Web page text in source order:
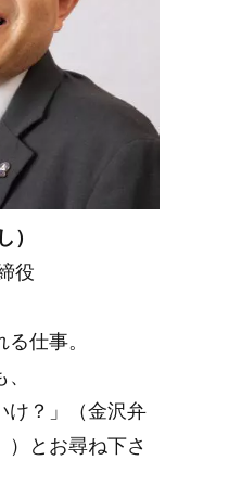
）
役
仕事。
け？」（金沢弁
）とお尋ね下さ